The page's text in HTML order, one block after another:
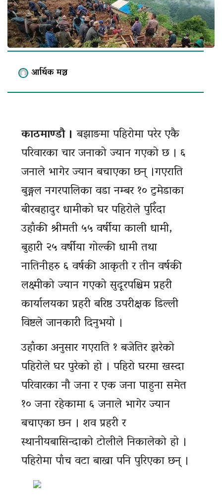
आर्थिक मञ्च
काठमाण्डौ । बझाङमा पहिरोमा परेर एकै
परिवारका चार जनाको ज्यान गएको छ । ६
जनाले भागेर ज्यान बचाएका छन् ।गएराति
बुङ्गल नगरपालिका वडा नम्बर १० टुमेडाका
बीरबहादुर धामीको घर पहिरोले पुरिँदा
उहाँकी श्रीमती ५५ वर्षीया काली धामी,
बुहारी २५ वर्षीया गोल्की धामी तथा
नातिनीहरु ६ वर्षकी आकृती र तीन वर्षकी
लक्ष्मीको ज्यान गएको सुदूरपश्चिम प्रहरी
कार्यालयका प्रहरी बरिष्ठ उपरीक्षक डिल्ली
विष्टले जानकारी दिनुभयो ।
उहाँका अनुसार गएराति १ बजेतिर झरेको
पहिरोले घर पुरेको हो । पहिरो घरमा खस्दा
परिवारका नौ जना र एक जना पाहुना समेत
१० जना रहेकामा ६ जनाले भागेर ज्यान
बचाएका छन । शव प्रहरी र
स्थानीयबासिन्दाको टोलीले निकालेको हो ।
पहिरोमा पाँच वटा बाख्रा पनि पुरिएका छन् ।